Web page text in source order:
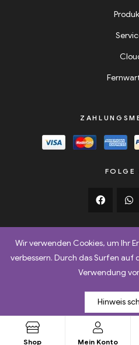
FOLGE
AGB Retoure
Datenschutz
Shop Mein Konto
Wir verwenden Cookies, um Ihr
verbessern. Durch das Surfen auf
Verwendung
Hinweis